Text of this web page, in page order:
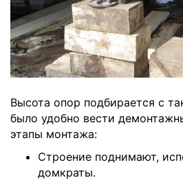
Высота опор подбирается с
было удобно вести
этапы монтажа:
Строение поднимают,
домкраты.